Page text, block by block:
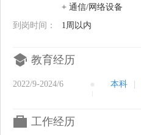
+ 通信/网络设备
到岗时间：
1周以内
教育经历
2022/9-2024/6 本科
工作经历